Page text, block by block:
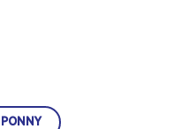
PONNY